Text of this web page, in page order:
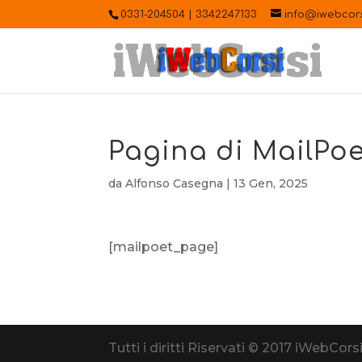
0331-204504 | 3342247133
Pagina di
daAlfonso Casegna |13 Gen, 2025
[mailpoet_page]
Tutti i diritti Riservati © 2017 iWebCorsi